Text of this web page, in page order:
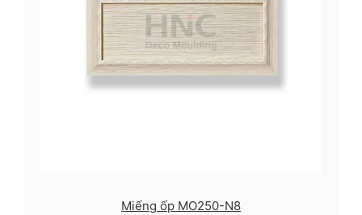
Miếng ốp MO250-N8